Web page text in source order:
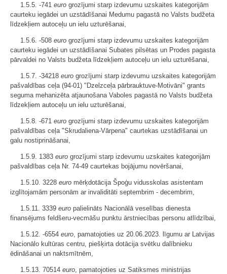
1.5.5. -741 euro grozījumi starp izdevumu uzskaites kategorijām
caurteku iegādei un uzstādīšanai Medumu pagastā no Valsts budžeta
līdzekļiem autoceļu un ielu uzturēšanai,
1.5.6. -508 euro grozījumi starp izdevumu uzskaites kategorijām
caurteku iegādei un uzstādīšanai Subates pilsētas un Prodes pagasta
pārvaldei no Valsts budžeta līdzekļiem autoceļu un ielu uzturēšanai,
1.5.7. -34218 euro grozījumi starp izdevumu uzskaites kategorijām
pašvaldības ceļa (94-01) "Dzelzceļa pārbrauktuve-Motivāni" grants
seguma mehanizēta atjaunošana Vaboles pagastā no Valsts budžeta
līdzekļiem autoceļu un ielu uzturēšanai,
1.5.8. -671 euro grozījumi starp izdevumu uzskaites kategorijām
pašvaldības ceļa "Skrudaliena-Vārpena" caurtekas uzstādīšanai un
galu nostiprināšanai,
1.5.9. 1383 euro grozījumi starp izdevumu uzskaites kategorijām
pašvaldības ceļa Nr. 74-49 caurtekas bojājumu novēršanai,
1.5.10. 3228 euro mērķdotācija Špoģu vidusskolas asistentam
izglītojamām personām ar invaliditāti septembrim - decembrim,
1.5.11. 3339 euro palielināts Nacionālā veselības dienesta
finansējums feldšeru-vecmāšu punktu ārstniecības personu atlīdzībai,
1.5.12. -6554 euro , pamatojoties uz 20.06.2023. līgumu ar Latvijas
Nacionālo kultūras centru, piešķirta dotācija svētku dalībnieku
ēdināšanai un naktsmītnēm,
1.5.13. 70514 euro , pamatojoties uz Satiksmes ministrijas